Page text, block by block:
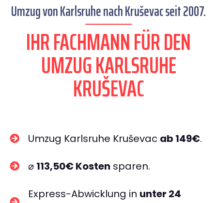
Umzug von Karlsruhe nach Kruševac seit 2007.
IHR FACHMANN FÜR DEN
UMZUG KARLSRUHE
KRUŠEVAC
Umzug Karlsruhe Kruševac ab 149€.
⌀ 113,50€ Kosten sparen.
Express-Abwicklung in unter 24